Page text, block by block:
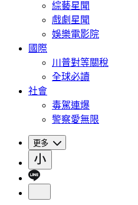
綜藝星聞
戲劇星聞
娛樂電影院
國際
川普對等關稅
全球必讀
社會
毒駕連爆
警察愛無限
更多